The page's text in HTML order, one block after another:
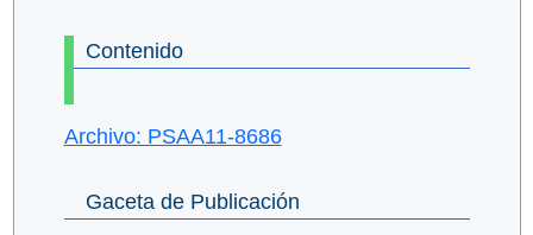
Contenido
Archivo: PSAA11-8686
Gaceta de Publicación